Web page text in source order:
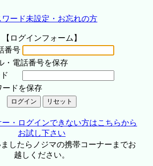
ワード未設定・お忘れの方
【ログインフォーム】
番号
・電話番号を保存
ードを保存
・ログインできない方はこちらから
お試し下さい
したらノジマの携帯コーナーまでお
越しください。